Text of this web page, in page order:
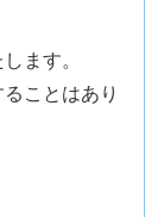
ます。
ことはあり